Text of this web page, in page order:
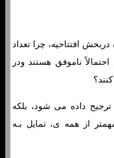
افتتاحیه، چرا تعداد
احتمالاً ناموفق هستند ودر
داده می شود، بلکه
از همه ی، تمایل بـه